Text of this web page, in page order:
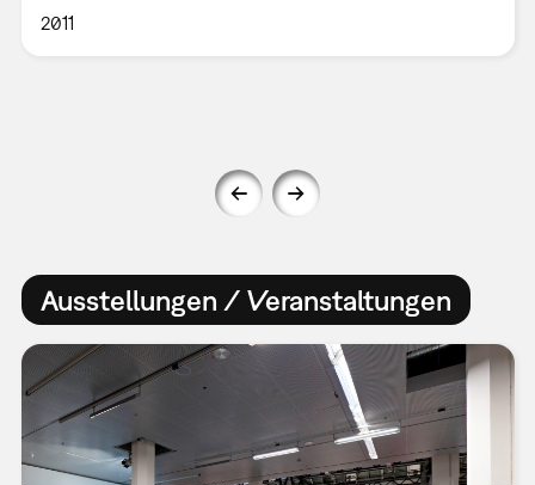
2011
Ausstellungen / Veranstaltungen